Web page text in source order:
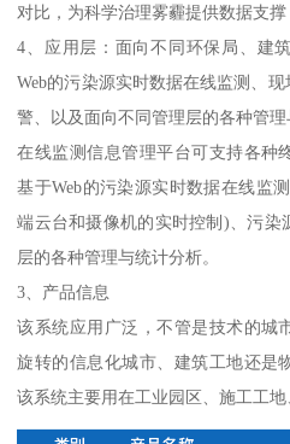
对比，为科学治理雾霾提供数据支撑
4、应用层：面向不同环保局、建
Web的污染源实时数据在线监测、
警、以及面向不同管理层的各种管理
在线监测信息管理平台可支持各种
基于Web的污染源实时数据在线监
端云台和摄像机的实时控制)、污染
层的各种管理与统计分析。
3、产品信息
该系统应用广泛，不管是技术的城
旋转的信息化城市、建筑工地还是
该系统主要用在工业园区、施工工地